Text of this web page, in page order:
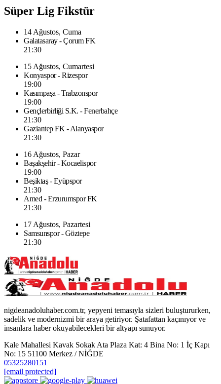
Süper Lig Fikstür
14 Ağustos, Cuma
Galatasaray - Çorum FK
21:30
15 Ağustos, Cumartesi
Konyaspor - Rizespor
19:00
Kasımpaşa - Trabzonspor
19:00
Gençlerbirliği S.K. - Fenerbahçe
21:30
Gaziantep FK - Alanyaspor
21:30
16 Ağustos, Pazar
Başakşehir - Kocaelispor
19:00
Beşiktaş - Eyüpspor
21:30
Amed - Erzurumspor FK
21:30
17 Ağustos, Pazartesi
Samsunspor - Göztepe
21:30
nigdeanadoluhaber.com.tr, yepyeni temasıyla sizleri buluştururken,
sadelik ve modernizmi bir araya getiriyor. Şatafattan kaçınıyor ve
insanlara haber okuyabilecekleri bir altyapı sunuyor.
Kale Mahallesi Kavak Sokak Ata Plaza Kat: 4 Bina No: 1 İç Kapı
No: 15 51100 Merkez / NİĞDE
05325280151
[email protected]